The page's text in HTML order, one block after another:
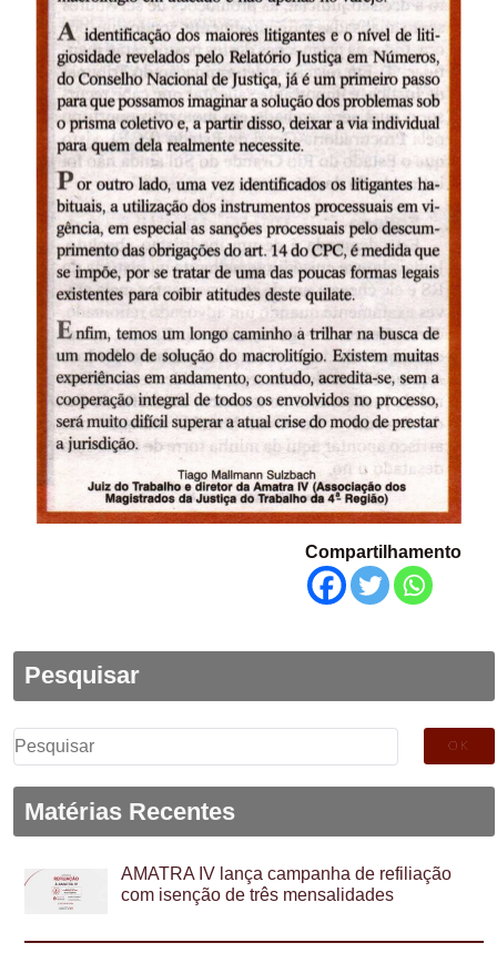
Compartilhamento
Pesquisar
Pesquisar
por:
Matérias Recentes
AMATRA IV lança campanha de refiliação
com isenção de três mensalidades